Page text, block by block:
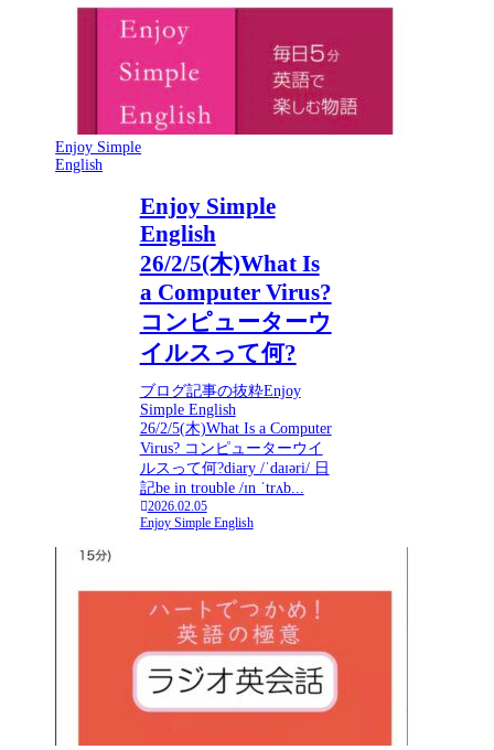
Enjoy Simple
English
Enjoy Simple
English
26/2/5(木)What Is
a Computer Virus?
コンピューターウ
イルスって何?
ブログ記事の抜粋Enjoy
Simple English
26/2/5(木)What Is a Computer
Virus? コンピューターウイ
ルスって何?diary /ˈdaɪəri/ 日
記be in trouble /ɪn ˈtrʌb...
2026.02.05
Enjoy Simple English